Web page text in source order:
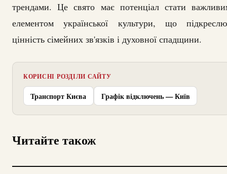
трендами. Це свято має потенціал стати
елементом української культури, що
цінність сімейних зв'язків і духовної спадщини.
КОРИСНІ РОЗДІЛИ САЙТУ
Транспорт Києва Графік відключень — Київ
Читайте також